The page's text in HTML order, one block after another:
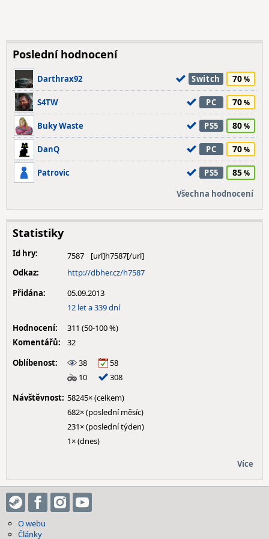
Poslední hodnocení
Darthrax92 Switch 70
S4TW PC 70
Buky Waste PS5 80
DanQ PC 70
Patrovic PS5 85
Všechna hodnocení
Statistiky
Id hry:
7587
Odkaz:
http://dbher.cz/h7587
Přidána:
05.09.2013
12 let a 339 dní
Hodnocení:
311 (50-100 %)
Komentářů:
32
Oblíbenost:
38
58
10
308
Návštěvnost: 58245× (celkem)
682× (poslední měsíc)
231× (poslední týden)
1× (dnes)
Více
O webu
Články